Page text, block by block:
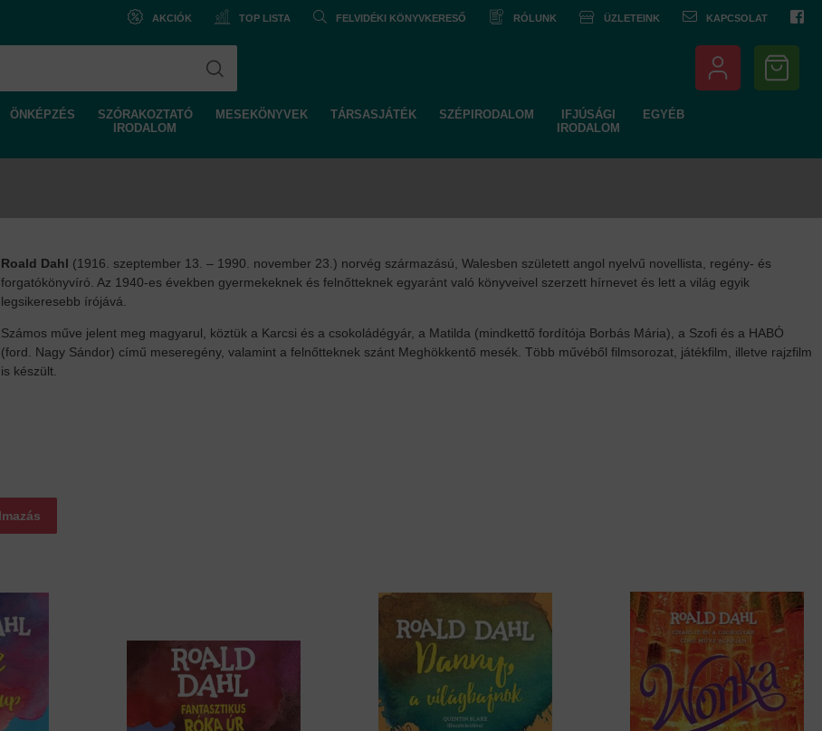
AKCIÓK TOP LISTA FELVIDÉKI KÖNYVKERESŐ RÓLUNK ÜZLETEINK KAPCSOLAT
ÖNKÉPZÉS
SZÓRAKOZTATÓ
IRODALOM
MESEKÖNYVEK TÁRSASJÁTÉK SZÉPIRODALOM
IFJÚSÁGI
IRODALOM
EGYÉB
Roald Dahl (1916. szeptember 13. – 1990. november 23.) norvég származású, Walesben született angol nyelvű novellista, regény- és
forgatókönyvíró. Az 1940-es években gyermekeknek és felnőtteknek egyaránt való könyveivel szerzett hírnevet és lett a világ egyik
legsikeresebb írójává.
Számos műve jelent meg magyarul, köztük a Karcsi és a csokoládégyár, a Matilda (mindkettő fordítója Borbás Mária), a Szofi és a HABÓ
(ford. Nagy Sándor) című meseregény, valamint a felnőtteknek szánt Meghökkentő mesék. Több művéből filmsorozat, játékfilm, illetve rajzfilm
is készült.